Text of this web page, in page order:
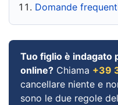
Domande
Tuo figlio è indagato
online? Chiama +39
cancellare niente e
sono le due regole